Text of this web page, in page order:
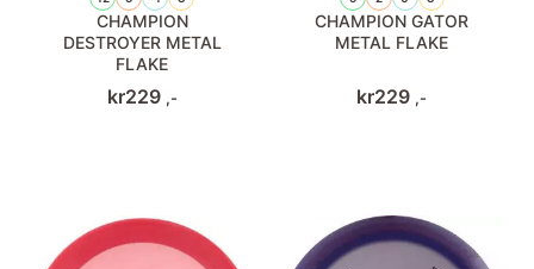
CHAMPION
DESTROYER METAL
FLAKE
kr229 ,-
CHAMPION GATOR
METAL FLAKE
kr229 ,-